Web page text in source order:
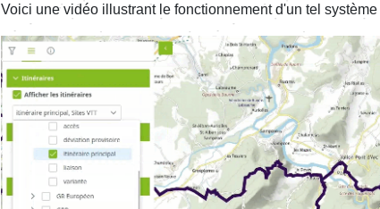
Voici une vidéo illustrant le fonctionnement d'un tel
Image